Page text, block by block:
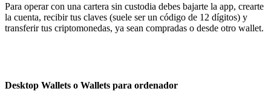
Para operar con una cartera sin custodia debes bajarte la app, crearte
la cuenta, recibir tus claves (suele ser un código de 12 dígitos) y
transferir tus criptomonedas, ya sean compradas o desde otro wallet.
Desktop Wallets o Wallets para ordenador